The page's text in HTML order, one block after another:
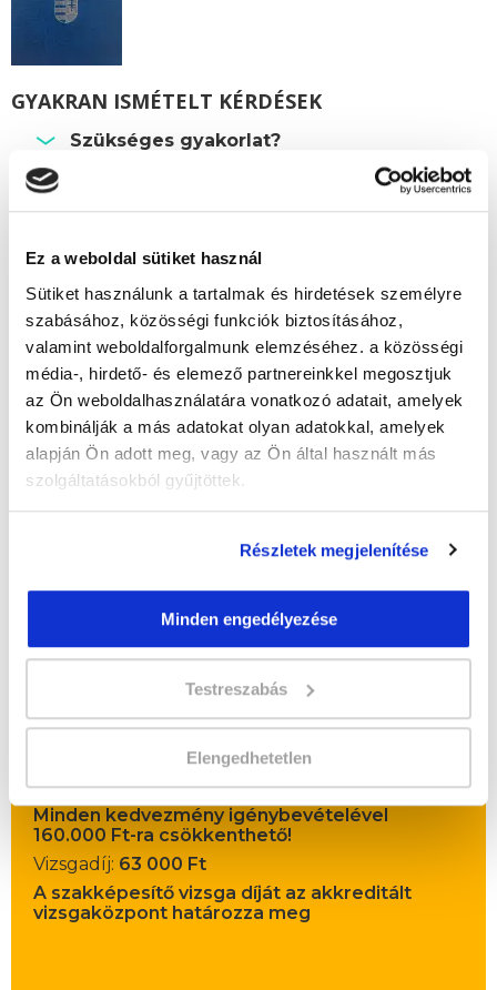
Ez a weboldal sütiket használ
Sütiket használunk a tartalmak és hirdetések személyre
szabásához, közösségi funkciók biztosításához,
valamint weboldalforgalmunk elemzéséhez. a közösségi
média-, hirdető- és elemező partnereinkkel megosztjuk
az Ön weboldalhasználatára vonatkozó adatait, amelyek
kombinálják a más adatokat olyan adatokkal, amelyek
alapján Ön adott meg, vagy az Ön által használt más
szolgáltatásokból gyűjtöttek.
Részletek megjelenítése
Minden engedélyezése
Testreszabás
Elengedhetetlen
GYAKRAN ISMÉTELT KÉRDÉSEK
Szükséges gyakorlat?
Hol van a szakképesítő vizsga?
Képzésszervező
Vonyik Ágnes
vonyik.agnes@tanfolyam.hu
+36304623843
" M " csoport
40 nap az indulásig!
Időtartam:6 hónap
Indulás időpontja:2026-09-19
Képzés ára:195 000 Ft
Minden kedvezmény igénybevételével
160.000 Ft-ra csökkenthető!
Vizsgadíj: 63 000 Ft
A szakképesítő vizsga díját az akkreditált
vizsgaközpont határozza meg